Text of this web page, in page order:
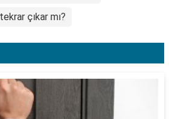
çıkar mı?